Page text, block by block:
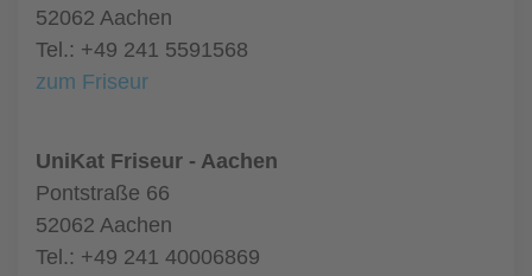
52062 Aachen
Tel.: +49 241 5591568
zum Friseur
UniKat Friseur - Aachen
Pontstraße 66
52062 Aachen
Tel.: +49 241 40006869